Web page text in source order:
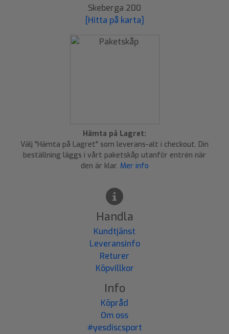
Skeberga 200
[Hitta på karta]
Hämta på Lagret:
Välj "Hämta på Lagret" som leverans-alt i checkout. Din
beställning läggs i vårt paketskåp utanför entrén när
den är klar. Mer info
Handla
Kundtjänst
Leveransinfo
Returer
Köpvillkor
Info
Köpråd
Om oss
#yesdiscsport